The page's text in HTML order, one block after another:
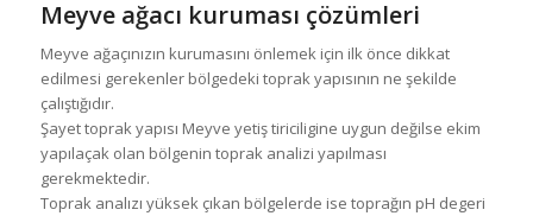
Meyve ağacı kuruması çözümleri
Meyve ağaçınızın kurumasını önlemek için ilk önce dikkat
edilmesi gerekenler bölgedeki toprak yapısının ne şekilde
çalıştığıdır.
Şayet toprak yapısı Meyve yetiş tiriciligine uygun değilse ekim
yapılaçak olan bölgenin toprak analizi yapılması
gerekmektedir.
Toprak analızı yüksek çıkan bölgelerde ise toprağın pH degeri